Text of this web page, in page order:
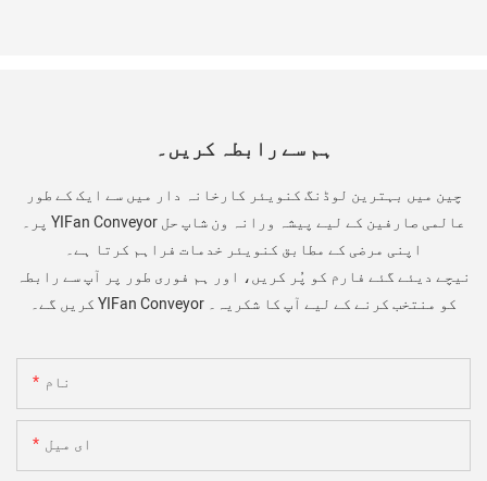
ہم سے رابطہ کریں۔
چین میں بہترین لوڈنگ کنویئر کارخانہ دار میں سے ایک کے طور
پر۔ YIFan Conveyor عالمی صارفین کے لیے پیشہ ورانہ ون شاپ حل
اپنی مرضی کے مطابق کنویئر خدمات فراہم کرتا ہے۔
نیچے دیئے گئے فارم کو پُر کریں، اور ہم فوری طور پر آپ سے رابطہ
کریں گے۔ YIFan Conveyor کو منتخب کرنے کے لیے آپ کا شکریہ۔
نام
ای میل